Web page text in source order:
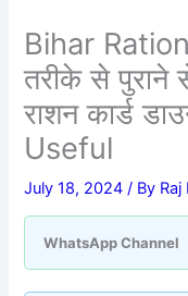
Bihar
तरीके से पुराने
राशन कार्ड
Useful
July 18, 2024/ By Raj
WhatsApp Channel